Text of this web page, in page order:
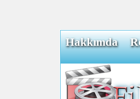
Hakkımda